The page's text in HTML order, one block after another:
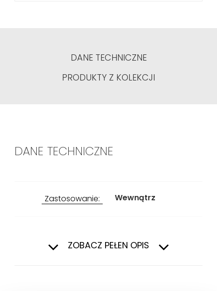
DANE TECHNICZNE
PRODUKTY Z KOLEKCJI
DANE TECHNICZNE
Zastosowanie: Wewnątrz
Łazienka, Kuchnia
ZOBACZ PEŁEN OPIS